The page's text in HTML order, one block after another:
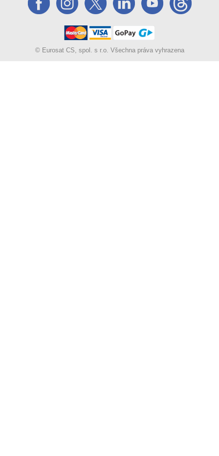
© Eurosat CS, spol. s r.o. Všechna práva vyhrazena